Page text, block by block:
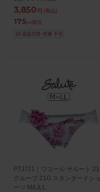
3,850 円 (税込)
175pt獲得
PTJ721｜ワコール サルート 21
グループ 21G スタンダードショ
ーツ M/L/LL